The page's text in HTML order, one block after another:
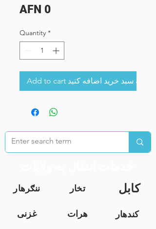
AFN 0Price
Quantity *
Add to cart به سبد خرید اضافه کنید
ننګرهار تخار کابل
غزنی هرات
کندهار